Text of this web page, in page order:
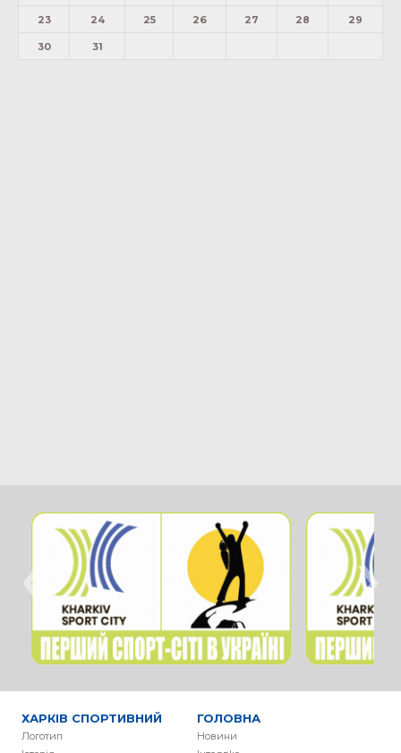
23 24 25 26 27 28 29
30 31
‹ ›
ХАРКІВ СПОРТИВНИЙ
Логотип
ГОЛОВНА
Новини